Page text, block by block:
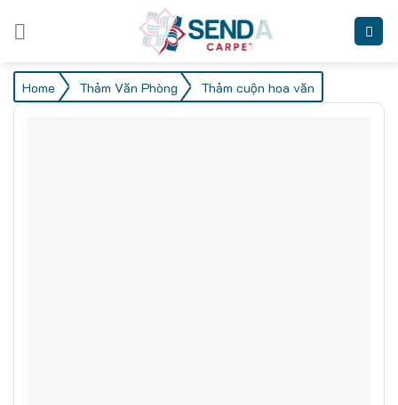
Home / Thảm Văn Phòng / Thảm cuộn hoa văn